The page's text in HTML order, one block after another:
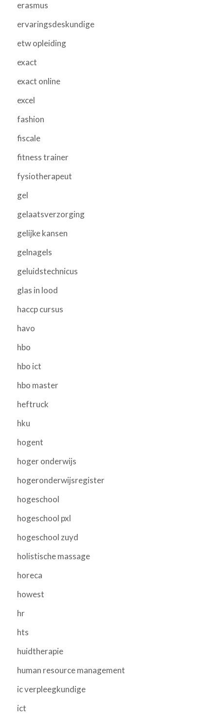
erasmus
ervaringsdeskundige
etw opleiding
exact
exact online
excel
fashion
fiscale
fitness trainer
fysiotherapeut
gel
gelaatsverzorging
gelijke kansen
gelnagels
geluidstechnicus
glas in lood
haccp cursus
havo
hbo
hbo ict
hbo master
heftruck
hku
hogent
hoger onderwijs
hogeronderwijsregister
hogeschool
hogeschool pxl
hogeschool zuyd
holistische massage
horeca
howest
hr
hts
huidtherapie
human resource management
ic verpleegkundige
ict